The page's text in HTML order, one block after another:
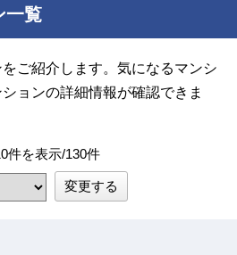
一覧
ご紹介します。気になるマンシ
ョンの詳細情報が確認できま
件を表示/130件
変更する